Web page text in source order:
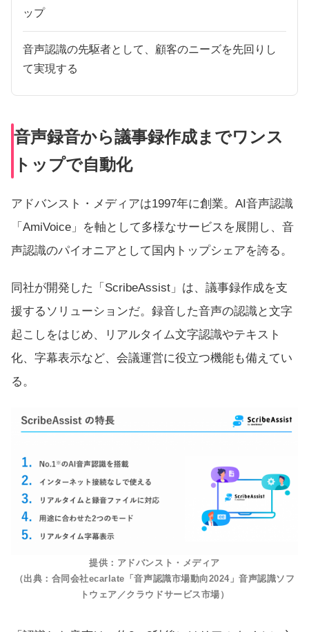
ップ
音声認識の先駆者として、顧客のニーズを先回りし
て実現する
音声録音から議事録作成までワンス
トップで自動化
アドバンスト・メディアは1997年に創業。AI音声認識
「 AmiVoice 」を軸として多様なサービスを展開し、音
声認識のパイオニアとして国内トップシェアを誇る。
同社が開発した「 ScribeAssist 」は、議事録作成を支
援するソリューションだ。録音した音声の認識と文字
起こしをはじめ、リアルタイム文字認識やテキスト
化、字幕表示など、会議運営に役立つ機能も備えてい
る。
提供：アドバンスト・メディア
（出典：合同会社ecarlate「音声認識市場動向2024」音声認識ソフ
トウェア／クラウドサービス市場）